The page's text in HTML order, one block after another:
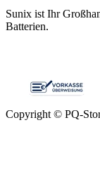
Sunix ist Ihr
Batterien.
Copyright © PQ-